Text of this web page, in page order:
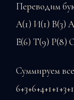
Переводим
А(1) И(1) В(3)
Е(6) Т(9) Р(8)
Суммируем